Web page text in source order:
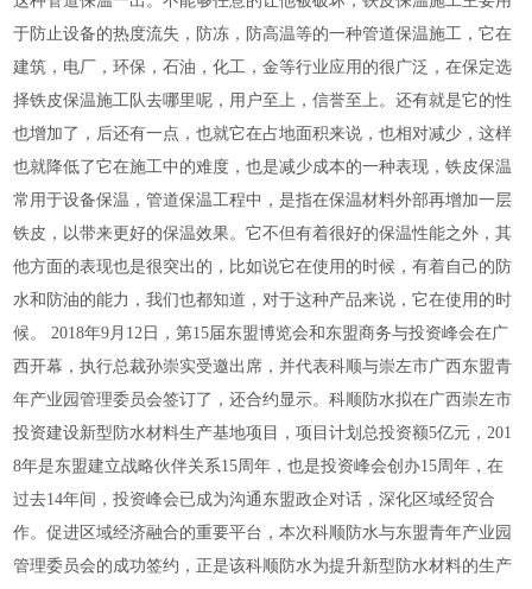
于防止设备的热度流失，防冻，防高温等的一种管道保温施工，它在
建筑，电厂，环保，石油，化工，金等行业应用的很广泛，在保定选
择铁皮保温施工队去哪里呢，用户至上，信誉至上。还有就是它的性
也增加了，后还有一点，也就它在占地面积来说，也相对减少，这样
也就降低了它在施工中的难度，也是减少成本的一种表现，铁皮保温
常用于设备保温，管道保温工程中，是指在保温材料外部再增加一层
铁皮，以带来更好的保温效果。它不但有着很好的保温性能之外，其
他方面的表现也是很突出的，比如说它在使用的时候，有着自己的防
水和防油的能力，我们也都知道，对于这种产品来说，它在使用的时
候。
2018年9月12日，第15届东盟博览会和东盟商务与投资峰会在广
西开幕，执行总裁孙崇实受邀出席，并代表科顺与崇左市广西东盟青
年产业园管理委员会签订了，还合约显示。科顺防水拟在广西崇左市
投资建设新型防水材料生产基地项目，项目计划总投资额5亿元，201
8年是东盟建立战略伙伴关系15周年，也是投资峰会创办15周年，在
过去14年间，投资峰会已成为沟通东盟政企对话，深化区域经贸合
作。促进区域经济融合的重要平台，本次科顺防水与东盟青年产业园
管理委员会的成功签约，正是该科顺防水为提升新型防水材料的生产